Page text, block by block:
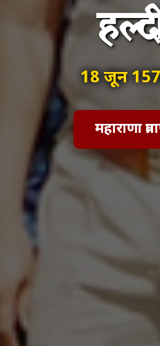
18 जून
महाराणा